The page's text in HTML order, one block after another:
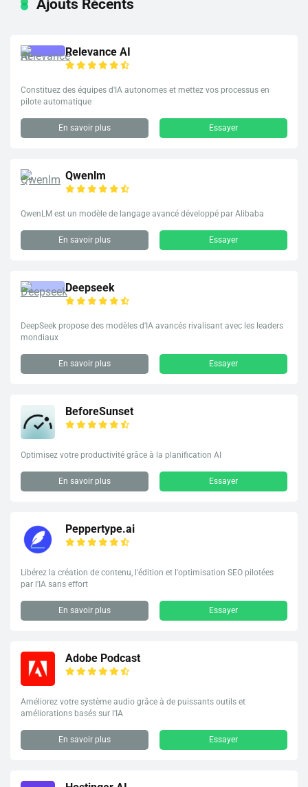
Ajouts Récents
Relevance AI
Constituez des équipes d'IA autonomes et mettez vos processus en
pilote automatique
En savoir plus Essayer
Qwenlm
QwenLM est un modèle de langage avancé développé par Alibaba
En savoir plus Essayer
Deepseek
DeepSeek propose des modèles d'IA avancés rivalisant avec les leaders
mondiaux
En savoir plus Essayer
BeforeSunset
Optimisez votre productivité grâce à la planification AI
En savoir plus Essayer
Peppertype.ai
Libérez la création de contenu, l'édition et l'optimisation SEO pilotées
par l'IA sans effort
En savoir plus Essayer
Adobe Podcast
Améliorez votre système audio grâce à de puissants outils et
améliorations basés sur l'IA
En savoir plus Essayer